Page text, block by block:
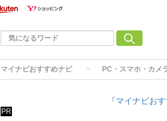
マイナビおすすめナビ PC・スマホ・カメ
『マイナビお
PR